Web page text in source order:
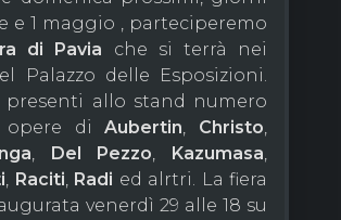
e 1 maggio , parteciperemo
di Pavia che si terrà nei
Palazzo delle Esposizioni.
presenti allo stand numero
opere diAubertin Christo
Del Pezzo Kazumasa
Raciti Radi ed alrtri. La fiera
venerdì 29 alle 18 su